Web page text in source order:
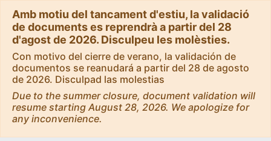
Amb motiu del tancament d'estiu, la validació
de documents es reprendrà a partir del 28
d'agost de 2026. Disculpeu les molèsties.
Con motivo del cierre de verano, la validación de
documentos se reanudará a partir del 28 de agosto
de 2026. Disculpad las molestias
Due to the summer closure, document validation will
resume starting August 28, 2026. We apologize for
any inconvenience.